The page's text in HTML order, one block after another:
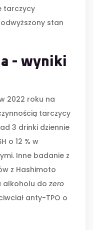
tarczycy
stan
- wyniki
2022 roku na
tarczycy
3 drinki dziennie
o 12 % w
Inne badanie z
z Hashimoto
alkoholu do zero
anty-TPO o